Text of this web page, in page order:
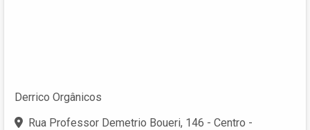
Derrico Orgânicos
Rua Professor Demetrio Boueri, 146 - Centro -